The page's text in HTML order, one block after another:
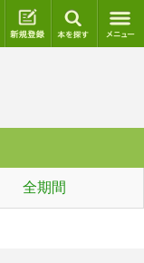
ログイン 新規登録
全期間